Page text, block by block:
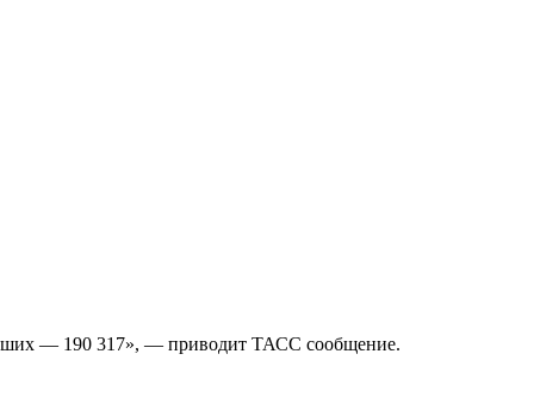
— 190 317», — приводит ТАСС сообщение.